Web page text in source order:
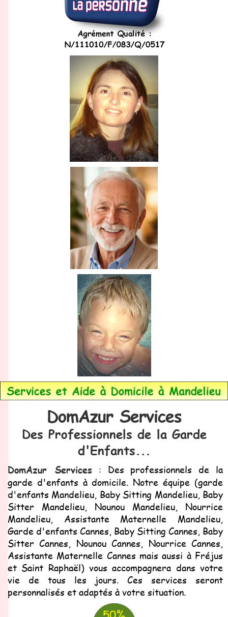
DomAzur Services
Des Professionnels de la Garde
d'Enfants...
DomAzur Services
: Des professionnels de la
garde d'enfants à domicile. Notre équipe (garde
d'enfants Mandelieu, Baby Sitting Mandelieu, Baby
Sitter Mandelieu, Nounou Mandelieu, Nourrice
Mandelieu, Assistante Maternelle Mandelieu,
Garde d'enfants Cannes, Baby Sitting Cannes, Baby
Sitter Cannes, Nounou Cannes, Nourrice Cannes,
Assistante Maternelle Cannes mais aussi à Fréjus
et Saint Raphaël) vous accompagnera dans votre
vie de tous les jours. Ces services seront
personnalisés et adaptés à votre situation.